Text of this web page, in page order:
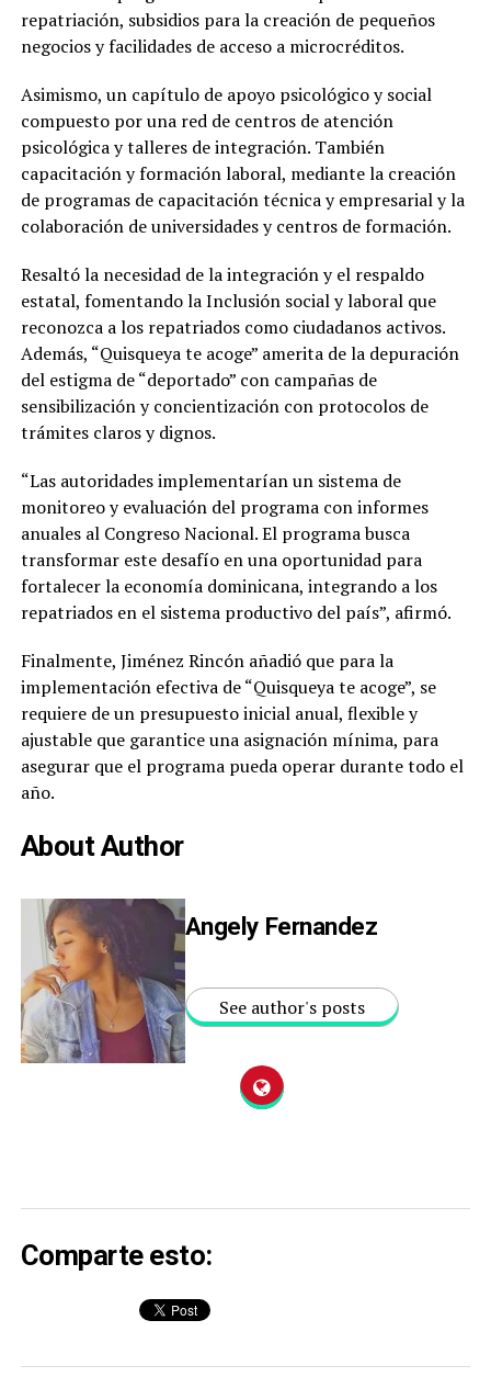
repatriación, subsidios para la creación de pequeños
negocios y facilidades de acceso a microcréditos.
Asimismo, un capítulo de apoyo psicológico y social
compuesto por una red de centros de atención
psicológica y talleres de integración. También
capacitación y formación laboral, mediante la creación
de programas de capacitación técnica y empresarial y la
colaboración de universidades y centros de formación.
Resaltó la necesidad de la integración y el respaldo
estatal, fomentando la Inclusión social y laboral que
reconozca a los repatriados como ciudadanos activos.
Además, “Quisqueya te acoge” amerita de la depuración
del estigma de “deportado” con campañas de
sensibilización y concientización con protocolos de
trámites claros y dignos.
“Las autoridades implementarían un sistema de
monitoreo y evaluación del programa con informes
anuales al Congreso Nacional. El programa busca
transformar este desafío en una oportunidad para
fortalecer la economía dominicana, integrando a los
repatriados en el sistema productivo del país”, afirmó.
Finalmente, Jiménez Rincón añadió que para la
implementación efectiva de “Quisqueya te acoge”, se
requiere de un presupuesto inicial anual, flexible y
ajustable que garantice una asignación mínima, para
asegurar que el programa pueda operar durante todo el
año.
About Author
Angely Fernandez
See author's posts
Comparte esto: